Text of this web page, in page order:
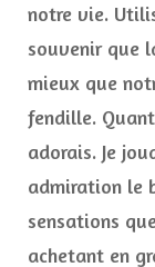
notre vie.
souvenir que
mieux que
fendille.
adorais. Je
admiration le
sensations
achetant en